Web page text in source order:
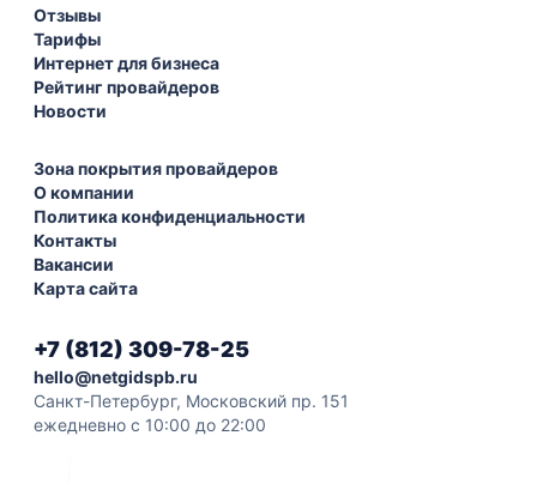
Отзывы
Тарифы
Интернет для бизнеса
Рейтинг провайдеров
Новости
Зона покрытия провайдеров
О компании
Политика конфиденциальности
Контакты
Вакансии
Карта сайта
+7 (812) 309-78-25
hello@netgidspb.ru
Санкт-Петербург, Московский пр. 151
ежедневно с 10:00 до 22:00